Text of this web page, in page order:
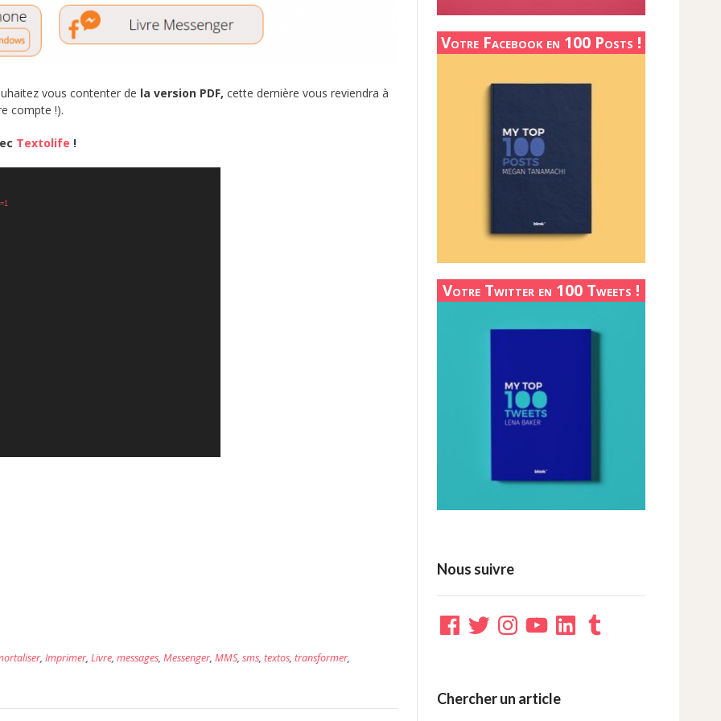
vous contenter de la version PDF, cette dernière vous reviendra à
compte !).
Textolife !
, Imprimer, Livre, messages, Messenger, MMS, sms, textos, transformer,
Votre Facebook en 100 Posts !
Votre Twitter en 100 Tweets !
Nous suivre
Facebook
TwitterInstagramYouTubeLinkedInTumblr
Chercher un article